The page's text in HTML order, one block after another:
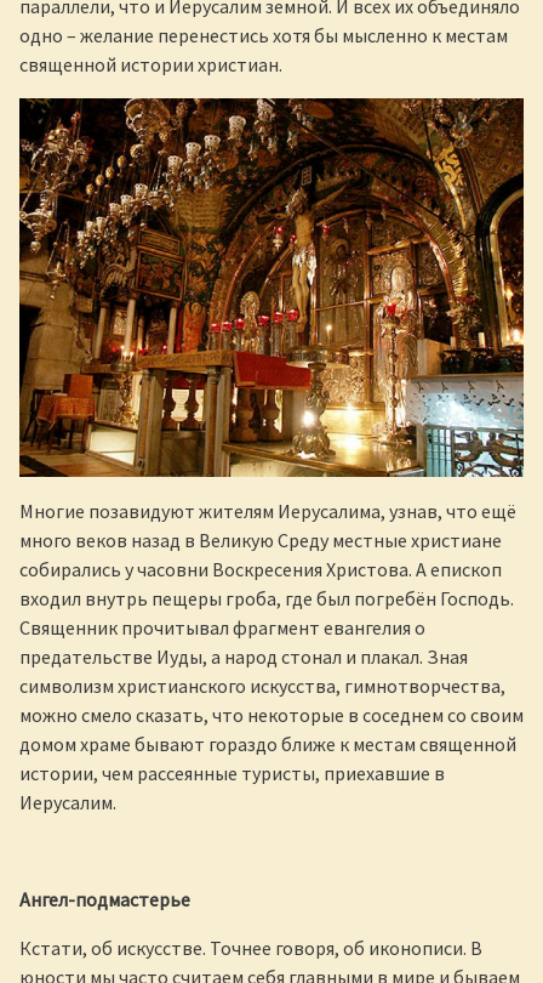
параллели, что и Иерусалим земной. И всех их объединяло
одно – желание перенестись хотя бы мысленно к местам
священной истории христиан.
Многие позавидуют жителям Иерусалима, узнав, что ещё
много веков назад в Великую Среду местные христиане
собирались у часовни Воскресения Христова. А епископ
входил внутрь пещеры гроба, где был погребён Господь.
Священник прочитывал фрагмент евангелия о
предательстве Иуды, а народ стонал и плакал. Зная
символизм христианского искусства, гимнотворчества,
можно смело сказать, что некоторые в соседнем со своим
домом храме бывают гораздо ближе к местам священной
истории, чем рассеянные туристы, приехавшие в
Иерусалим.
Ангел-подмастерье
Кстати, об искусстве. Точнее говоря, об иконописи. В
юности мы часто считаем себя главными в мире и бываем